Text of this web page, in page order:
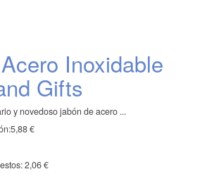
Inoxidable
Gifts
y novedoso jabón de acero ...
5,88 €
2,06 €